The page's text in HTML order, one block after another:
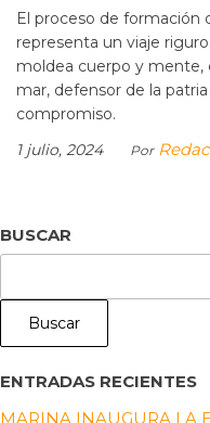
El proceso de formación
representa un viaje
moldea cuerpo y mente,
mar, defensor de la
compromiso.
1 julio, 2024
Por
BUSCAR
Buscar
ENTRADAS RECIENTES
MARINA INAUGURA LA